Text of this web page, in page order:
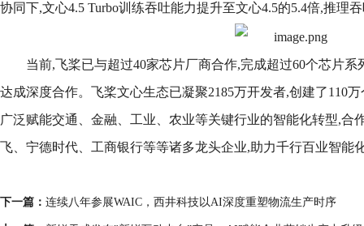
协同下,文心4.5 Turbo训练吞吐能力提升至文心4.5的5.4倍,推理
当前,飞桨已与超过40家芯片厂商合作,完成超过60个芯片
达成深度合作。飞桨文心生态已凝聚2185万开发者,创建了110
广泛赋能交通、金融、工业、农业等关键行业的智能化转型,合
飞、宁德时代、工商银行等等诸多龙头企业,助力千行百业智能
下一篇： 连续八年参展WAIC，西井科技以AI深度重塑物流生产时序